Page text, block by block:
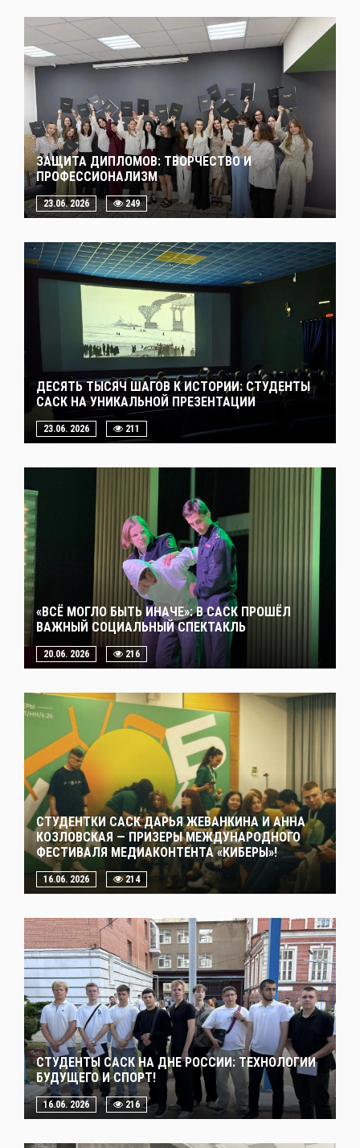
ЗАЩИТА ДИПЛОМОВ: ТВОРЧЕСТВО И
ПРОФЕССИОНАЛИЗМ
23.06. 2026 249
ДЕСЯТЬ ТЫСЯЧ ШАГОВ К ИСТОРИИ: СТУДЕНТЫ
САСК НА УНИКАЛЬНОЙ ПРЕЗЕНТАЦИИ
23.06. 2026 211
«ВСЁ МОГЛО БЫТЬ ИНАЧЕ»: В САСК ПРОШЁЛ
ВАЖНЫЙ СОЦИАЛЬНЫЙ СПЕКТАКЛЬ
20.06. 2026 216
СТУДЕНТКИ САСК ДАРЬЯ ЖЕВАНКИНА И АННА
КОЗЛОВСКАЯ — ПРИЗЕРЫ МЕЖДУНАРОДНОГО
ФЕСТИВАЛЯ МЕДИАКОНТЕНТА «КИБЕРЫ»!
16.06. 2026 214
СТУДЕНТЫ САСК НА ДНЕ РОССИИ: ТЕХНОЛОГИИ
БУДУЩЕГО И СПОРТ!
16.06. 2026 216